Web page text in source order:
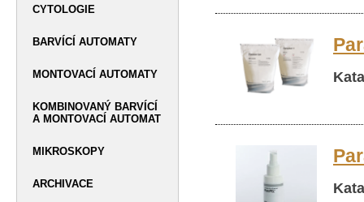
CYTOLOGIE
BARVÍCÍ AUTOMATY
MONTOVACÍ AUTOMATY
KOMBINOVANÝ BARVÍCÍ
A MONTOVACÍ AUTOMAT
MIKROSKOPY
ARCHIVACE